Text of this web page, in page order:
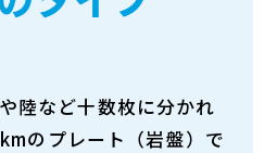
陸など十数枚に分かれ
のプレート（岩盤）で